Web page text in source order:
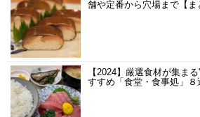
舗や定番から穴場まで【ま
【2024】厳選食材が集ま
すすめ「食堂・食事処」８